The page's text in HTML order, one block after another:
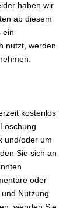
haben wir
ab diesem
ein
nutzt, werden
kostenlos
und/oder um
Sie sich an
oder
Nutzung